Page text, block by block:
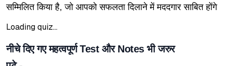
सम्मिलित किया है, जो आपको सफलता दिलाने में मददगार साबित होंगे
Loading quiz...
नीचे दिए गए महत्वपूर्ण Test और Notes भी जरुर